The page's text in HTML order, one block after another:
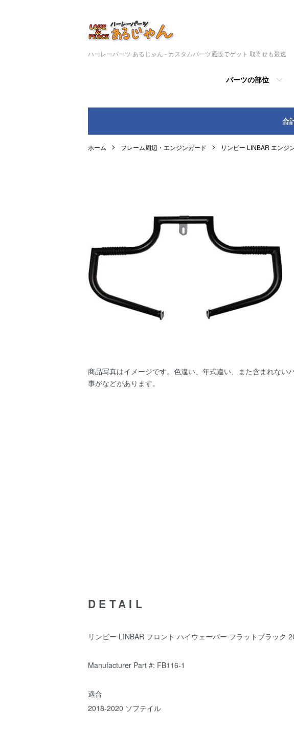
ハーレーパーツ あるじゃん - カスタムパーツ通販でゲット 取寄せも最速
パーツの部位
合
ホーム フレーム周辺・エンジンガード リンビー LINBAR エンジ
商品写真はイメージです。色違い、年式違い、また含まれない
事がなどがあります。
DETAIL
リンビー LINBAR フロント ハイウェーバー フラットブラック
Manufacturer Part #: FB116-1
適合
2018-2020 ソフテイル